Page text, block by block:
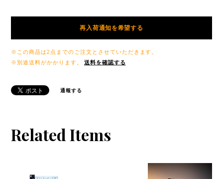
再入荷通知を希望する
※この商品は2点までのご注文とさせていただきます。
※別途送料がかかります。
送料を確認する
通報する
Related Items